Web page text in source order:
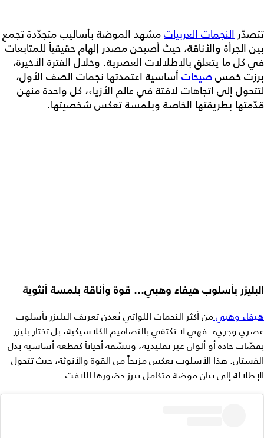
تتصدّرالنجمات العربياتمشهد الموضة بأساليب متجدّدة تجمع
بين الجرأة والأناقة، حيث أصبحن مصدر إلهام حقيقياً للمتابعات
في كل ما يتعلق بالإطلالات العصرية. وخلال الفترة الأخيرة،
برزت خمسصيحاتأساسية اعتمدتها نجمات الصف الأول،
لتتحول إلى اتجاهات لافتة في عالم الأزياء، كل واحدة منهن
قدّمتها بطريقتها الخاصة وبلمسة تعكس شخصيتها.
البليزر بأسلوب هيفاء وهبي… قوة وأناقة بلمسة أنثوية
هيفاء وهبيمن أكثر النجمات اللواتي يُعدن تعريف البليزر بأسلوب
عصري وجريء. فهي لا تكتفي بالتصاميم الكلاسيكية، بل تختار بليزر
بقصّات حادة أو ألوان غير تقليدية، وتنسّقه أحياناً كقطعة أساسية بدل
الفستان. هذا الأسلوب يعكس مزيجاً من القوة والأنوثة، حيث تتحول
الإطلالة إلى بيان موضة متكامل يبرز حضورها اللافت.